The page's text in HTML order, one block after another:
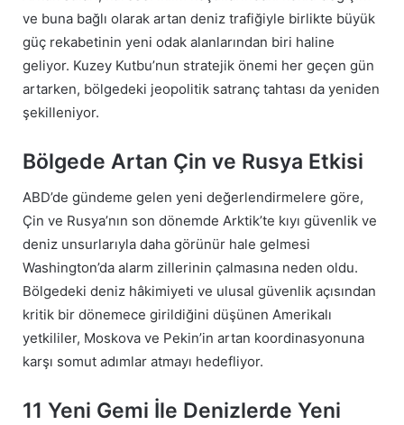
ve buna bağlı olarak artan deniz trafiğiyle birlikte büyük
güç rekabetinin yeni odak alanlarından biri haline
geliyor. Kuzey Kutbu’nun stratejik önemi her geçen gün
artarken, bölgedeki jeopolitik satranç tahtası da yeniden
şekilleniyor.
Bölgede Artan Çin ve Rusya Etkisi
ABD’de gündeme gelen yeni değerlendirmelere göre,
Çin ve Rusya’nın son dönemde Arktik’te kıyı güvenlik ve
deniz unsurlarıyla daha görünür hale gelmesi
Washington’da alarm zillerinin çalmasına neden oldu.
Bölgedeki deniz hâkimiyeti ve ulusal güvenlik açısından
kritik bir dönemece girildiğini düşünen Amerikalı
yetkililer, Moskova ve Pekin’in artan koordinasyonuna
karşı somut adımlar atmayı hedefliyor.
11 Yeni Gemi İle Denizlerde Yeni